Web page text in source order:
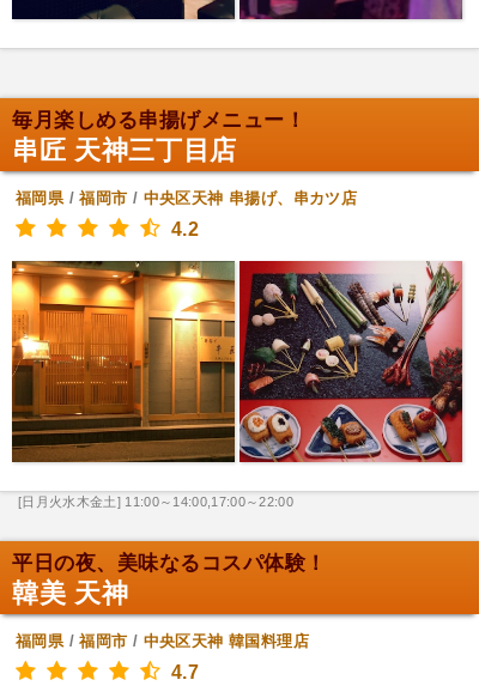
毎月楽しめる串揚げメニュー！
串匠 天神三丁目店
福岡県/福岡市 / 中央区天神 串揚げ、串カツ店
4.2
[日月火水木金土] 11:00～14:00,17:00～22:00
平日の夜、美味なるコスパ体験！
韓美 天神
福岡県/福岡市 / 中央区天神 韓国料理店
4.7